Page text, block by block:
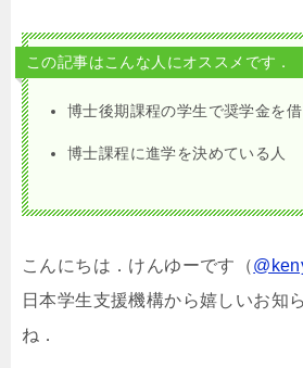
この記事はこんな人にオススメです．
博士後期課程の学生で奨学金を
博士課程に進学を決めている人
こんにちは．けんゆーです（
日本学生支援機構から嬉しいお知
ね．